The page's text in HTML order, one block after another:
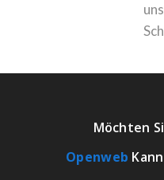
Möchten
Openweb